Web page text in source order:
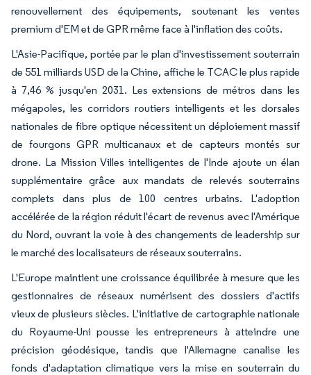
renouvellement des équipements, soutenant les ventes
premium d'EM et de GPR même face à l'inflation des coûts.
L'Asie-Pacifique, portée par le plan d'investissement souterrain
de 551 milliards USD de la Chine, affiche le TCAC le plus rapide
à 7,46 % jusqu'en 2031. Les extensions de métros dans les
mégapoles, les corridors routiers intelligents et les dorsales
nationales de fibre optique nécessitent un déploiement massif
de fourgons GPR multicanaux et de capteurs montés sur
drone. La Mission Villes intelligentes de l'Inde ajoute un élan
supplémentaire grâce aux mandats de relevés souterrains
complets dans plus de 100 centres urbains. L'adoption
accélérée de la région réduit l'écart de revenus avec l'Amérique
du Nord, ouvrant la voie à des changements de leadership sur
le marché des localisateurs de réseaux souterrains.
L'Europe maintient une croissance équilibrée à mesure que les
gestionnaires de réseaux numérisent des dossiers d'actifs
vieux de plusieurs siècles. L'initiative de cartographie nationale
du Royaume-Uni pousse les entrepreneurs à atteindre une
précision géodésique, tandis que l'Allemagne canalise les
fonds d'adaptation climatique vers la mise en souterrain du